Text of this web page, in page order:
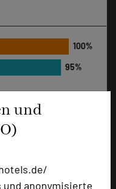
und
und anonymisierte